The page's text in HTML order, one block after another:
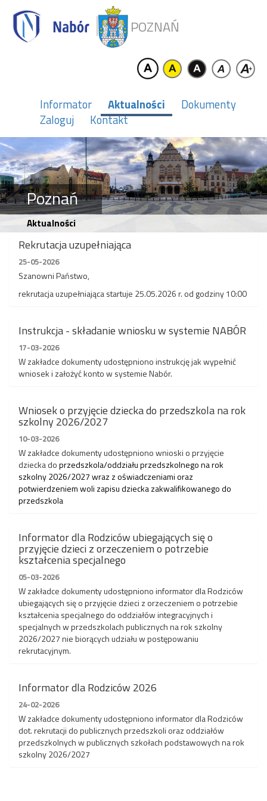
POZNAŃ
Informator Aktualności
Dokumenty
Zaloguj
Kontakt
Poznań
Aktualności
Rekrutacja uzupełniająca
25-05-2026
Szanowni Państwo,
rekrutacja uzupełniająca startuje 25.05.2026 r. od godziny 10:00
Instrukcja - składanie wniosku w systemie NABÓR
17-03-2026
Wzakładce dokumenty udostępniono instrukcję jak wypełnić
wniosek i założyć konto w systemie Nabór.
Wniosek o przyjęcie dziecka do przedszkola na rok
szkolny 2026/2027
10-03-2026
Wzakładce dokumenty udostępniono wnioski o przyjęcie
dziecka doprzedszkola/oddziału przedszkolnego na rok
szkolny 2026/2027 wraz z oświadczeniami oraz
potwierdzeniem woli zapisudziecka zakwalifikowanego do
przedszkola
Informator dla Rodziców ubiegających się o
przyjęcie dzieci z orzeczeniem o potrzebie
kształcenia specjalnego
05-03-2026
W zakładce dokumenty udostępniono informator dla Rodziców
ubiegających się o przyjęcie dzieci z orzeczeniem o potrzebie
kształcenia specjalnego do oddziałów integracyjnych i
specjalnych w przedszkolach publicznych na rok szkolny
2026/2027 nie biorących udziału w postępowaniu
rekrutacyjnym.
Informator dla Rodziców 2026
24-02-2026
W zakładce dokumenty udostępniono informator dla Rodziców
dot. rekrutacji do publicznych przedszkoli oraz oddziałów
przedszkolnych w publicznych szkołach podstawowych na rok
szkolny 2026/2027